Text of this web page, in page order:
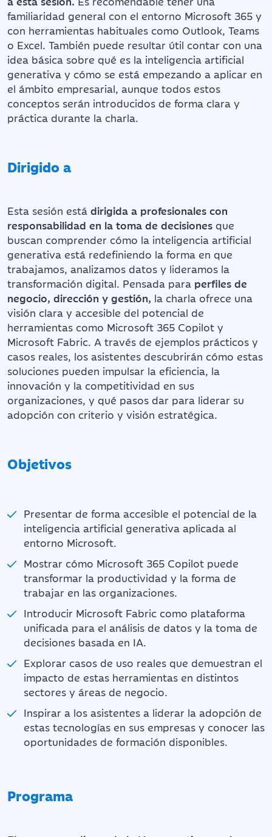
familiaridad general con el entorno Microsoft 365 y
con herramientas habituales como Outlook, Teams
o Excel. También puede resultar útil contar con una
idea básica sobre qué es la inteligencia artificial
generativa y cómo se está empezando a aplicar en
el ámbito empresarial, aunque todos estos
conceptos serán introducidos de forma clara y
práctica durante la charla.
Dirigido a
Esta sesión está dirigida a profesionales con
responsabilidad en la toma de decisiones que
buscan comprender cómo la inteligencia artificial
generativa está redefiniendo la forma en que
trabajamos, analizamos datos y lideramos la
transformación digital. Pensada para perfiles de
negocio, dirección y gestión, la charla ofrece una
visión clara y accesible del potencial de
herramientas como Microsoft 365 Copilot y
Microsoft Fabric. A través de ejemplos prácticos y
casos reales, los asistentes descubrirán cómo estas
soluciones pueden impulsar la eficiencia, la
innovación y la competitividad en sus
organizaciones, y qué pasos dar para liderar su
adopción con criterio y visión estratégica.
Objetivos
Presentar de forma accesible el potencial de la
inteligencia artificial generativa aplicada al
entorno Microsoft.
Mostrar cómo Microsoft 365 Copilot puede
transformar la productividad y la forma de
trabajar en las organizaciones.
Introducir Microsoft Fabric como plataforma
unificada para el análisis de datos y la toma de
decisiones basada en IA.
Explorar casos de uso reales que demuestran el
impacto de estas herramientas en distintos
sectores y áreas de negocio.
Inspirar a los asistentes a liderar la adopción de
estas tecnologías en sus empresas y conocer las
oportunidades de formación disponibles.
Programa